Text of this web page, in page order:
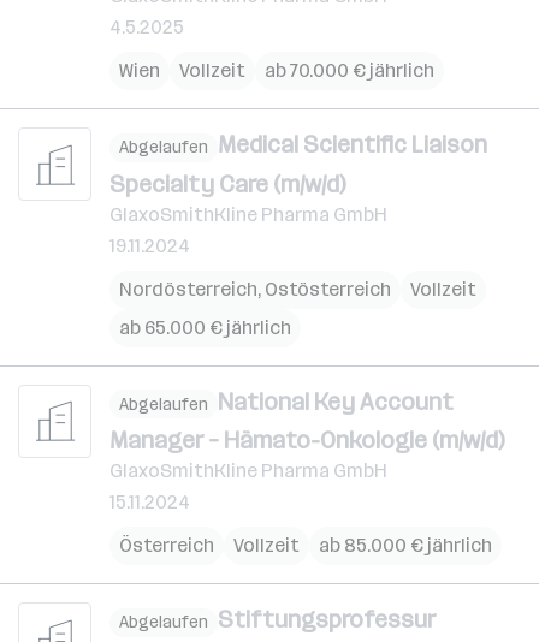
4.5.2025
Wien
Vollzeit ab 70.000 € jährlich
Abgelaufen Medical Scientific Liaison
Specialty Care (m/w/d)
GlaxoSmithKline Pharma GmbH
19.11.2024
Nordösterreich, Ostösterreich
Vollzeit
ab 65.000 € jährlich
Abgelaufen National Key Account
Manager – Hämato-Onkologie (m/w/d)
GlaxoSmithKline Pharma GmbH
15.11.2024
Österreich
Vollzeit ab 85.000 € jährlich
Abgelaufen Stiftungsprofessur